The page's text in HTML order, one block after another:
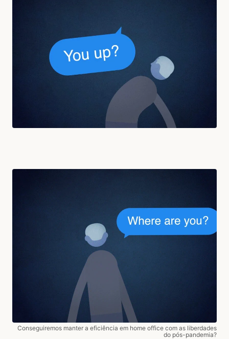
Conseguiremos manter a eficiência em home office com as liberdades
do pós-pandemia?